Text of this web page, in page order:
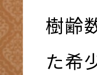
樹齢
た希